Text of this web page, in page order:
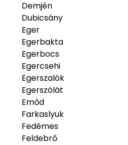
Demjén
Dubicsány
Eger
Egerbakta
Egerbocs
Egercsehi
Egerszalók
Egerszólát
Emőd
Farkaslyuk
Fedémes
Feldebrő